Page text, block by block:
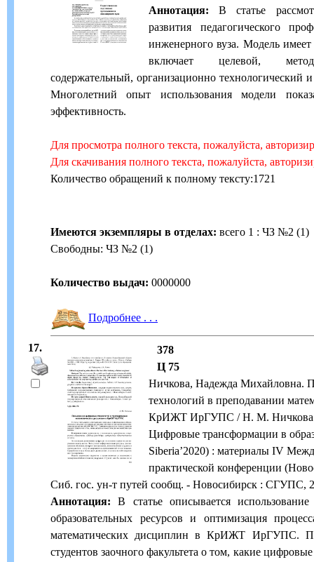
Аннотация: В статье
развития педагогического
инженерного вуза. Модель
включает целевой,
содержательный, организационно технологический
Многолетний опыт использования модели
эффективность.
Для просмотра полного текста, пожалуйста,
Для скачивания полного текста, пожалуйста,
Количество обращений к полному тексту:1721
Имеются экземпляры в отделах: всего 1 : ЧЗ №2 (1)
Свободны: ЧЗ №2 (1)
Количество выдач: 0000000
Подробнее . . .
17.
378
Ц 75
Ничкова, Надежда Михайловна.
технологий в преподавании
КрИЖТ ИрГУПС / Н. М. Ничкова.
Цифровые трансформации в
Siberia’2020) : материалы IV
практической конференции
Сиб. гос. ун-т путей сообщ. - Новосибирск : СГУПС,
Аннотация: В статье описывается
образовательных ресурсов и оптимизация
математических дисциплин в КрИЖТ ИрГУПС.
студентов заочного факультета о том, какие